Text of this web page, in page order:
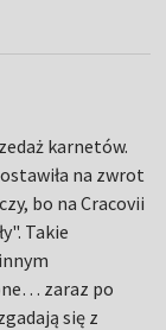
karnetów.
na zwrot
bo na Cracovii
Takie
zaraz po
się z